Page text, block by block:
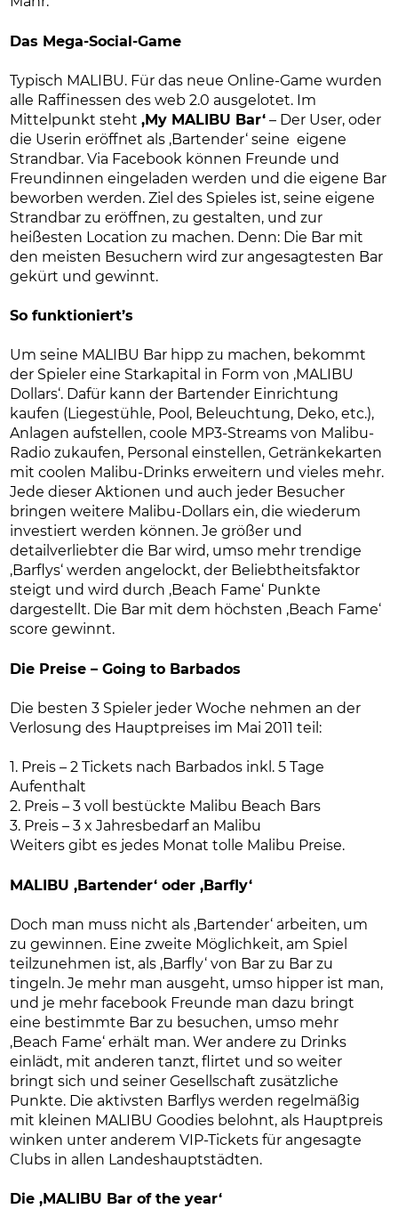
Das Mega-Social-Game
Typisch MALIBU. Für das neue Online-Game wurden
alle Raffinessen des web 2.0 ausgelotet. Im
Mittelpunkt steht‚My MALIBU Bar‘ – Der User, oder
die Userin eröffnet als ‚Bartender‘ seine eigene
Strandbar. Via Facebook können Freunde und
Freundinnen eingeladen werden und die eigene Bar
beworben werden. Ziel des Spieles ist, seine eigene
Strandbar zu eröffnen, zu gestalten, und zur
heißesten Location zu machen. Denn: Die Bar mit
den meisten Besuchern wird zur angesagtesten Bar
gekürt und gewinnt.
So funktioniert’s
Um seine MALIBU Bar hipp zu machen, bekommt
der Spieler eine Starkapital in Form von ‚MALIBU
Dollars‘. Dafür kann der Bartender Einrichtung
kaufen (Liegestühle, Pool, Beleuchtung, Deko, etc.),
Anlagen aufstellen, coole MP3-Streams von Malibu-
Radio zukaufen, Personal einstellen, Getränkekarten
mit coolen Malibu-Drinks erweitern und vieles mehr.
Jede dieser Aktionen und auch jeder Besucher
bringen weitere Malibu-Dollars ein, die wiederum
investiert werden können. Je größer und
detailverliebter die Bar wird, umso mehr trendige
‚Barflys‘ werden angelockt, der Beliebtheitsfaktor
steigt und wird durch ‚Beach Fame‘ Punkte
dargestellt. Die Bar mit dem höchsten ‚Beach Fame‘
score gewinnt.
Die Preise – Going to Barbados
Die besten 3 Spieler jeder Woche nehmen an der
Verlosung des Hauptpreises im Mai 2011 teil:
1. Preis – 2 Tickets nach Barbados inkl. 5 Tage
Aufenthalt
2. Preis – 3 voll bestückte Malibu Beach Bars
3. Preis – 3 x Jahresbedarf an Malibu
Weiters gibt es jedes Monat tolle Malibu Preise.
MALIBU ‚Bartender‘ oder ‚Barfly‘
Doch man muss nicht als ‚Bartender‘ arbeiten, um
zu gewinnen. Eine zweite Möglichkeit, am Spiel
teilzunehmen ist, als ‚Barfly‘ von Bar zu Bar zu
tingeln. Je mehr man ausgeht, umso hipper ist man,
und je mehr facebook Freunde man dazu bringt
eine bestimmte Bar zu besuchen, umso mehr
‚Beach Fame‘ erhält man. Wer andere zu Drinks
einlädt, mit anderen tanzt, flirtet und so weiter
bringt sich und seiner Gesellschaft zusätzliche
Punkte. Die aktivsten Barflys werden regelmäßig
mit kleinen MALIBU Goodies belohnt, als Hauptpreis
winken unter anderem VIP-Tickets für angesagte
Clubs in allen Landeshauptstädten.
Die ‚MALIBU Bar of the year‘